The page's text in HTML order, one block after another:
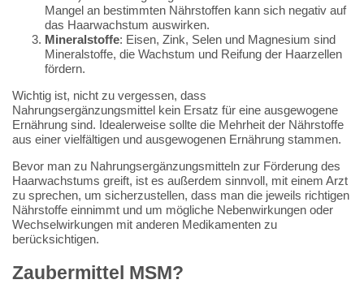
Mangel an bestimmten Nährstoffen kann sich negativ auf
das Haarwachstum auswirken.
Mineralstoffe: Eisen, Zink, Selen und Magnesium sind
Mineralstoffe, die Wachstum und Reifung der Haarzellen
fördern.
Wichtig ist, nicht zu vergessen, dass
Nahrungsergänzungsmittel kein Ersatz für eine ausgewogene
Ernährung sind. Idealerweise sollte die Mehrheit der Nährstoffe
aus einer vielfältigen und ausgewogenen Ernährung stammen.
Bevor man zu Nahrungsergänzungsmitteln zur Förderung des
Haarwachstums greift, ist es außerdem sinnvoll, mit einem Arzt
zu sprechen, um sicherzustellen, dass man die jeweils richtigen
Nährstoffe einnimmt und um mögliche Nebenwirkungen oder
Wechselwirkungen mit anderen Medikamenten zu
berücksichtigen.
Zaubermittel MSM?